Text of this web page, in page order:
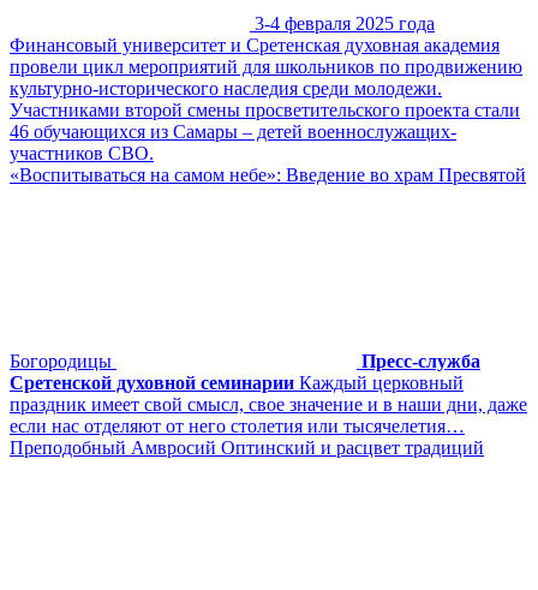
3-4 февраля 2025 года
Финансовый университет и Сретенская духовная академия
провели цикл мероприятий для школьников по продвижению
культурно-исторического наследия среди молодежи.
Участниками второй смены просветительского проекта стали
46 обучающихся из Самары – детей военнослужащих-
участников СВО.
«Воспитываться на самом небе»: Введение во храм Пресвятой
Богородицы
Пресс-служба
Сретенской духовной семинарии Каждый церковный
праздник имеет свой смысл, свое значение и в наши дни, даже
если нас отделяют от него столетия или тысячелетия…
Преподобный Амвросий Оптинский и расцвет традиций